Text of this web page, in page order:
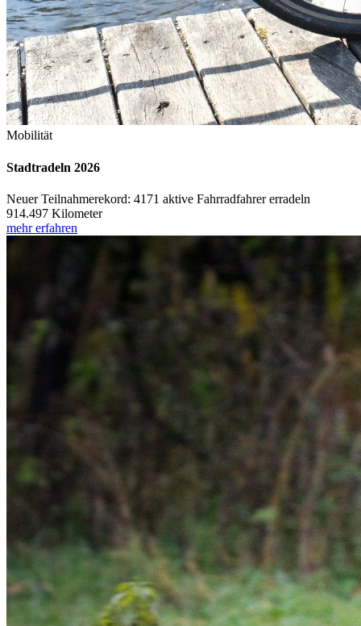
Mobilität
Stadtradeln 2026
Neuer Teilnahmerekord: 4171 aktive Fahrradfahrer erradeln
914.497 Kilometer
mehr erfahren